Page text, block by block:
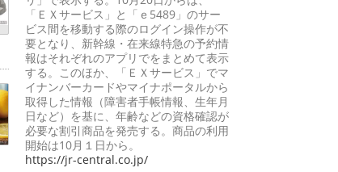
「ＥＸサービス」と「ｅ5489」のサー
ビス間を移動する際のログイン操作が不
要となり、新幹線・在来線特急の予約情
報はそれぞれのアプリでをまとめて表示
する。このほか、「ＥＸサービス」でマ
イナンバーカードやマイナポータルから
取得した情報（障害者手帳情報、生年月
日など）を基に、年齢などの資格確認が
必要な割引商品を発売する。商品の利用
開始は10月１日から。
https://jr-central.co.jp/